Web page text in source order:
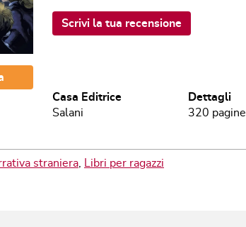
Scrivi la tua recensione
Casa Editrice
Salani
Dettagli
320 pagine
straniera Libri per ragazzi